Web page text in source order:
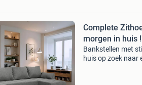
Complete
morgen in huis !
Bankstellen met
huis op zoek naar